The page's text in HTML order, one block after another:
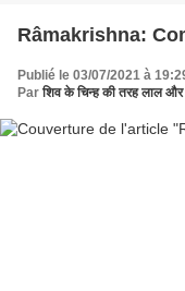
Râmakrishna:
Publié le 03/07/2021 à
Par शिव के चिन्ह की तरह लाल